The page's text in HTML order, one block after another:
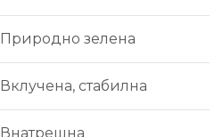
Природно зелена
Вклучена, стабилна
Внатрешна